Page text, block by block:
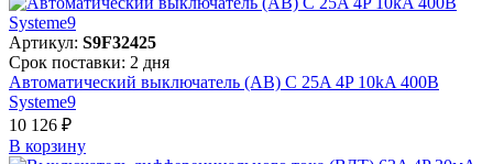
Артикул: S9F32425
Срок поставки: 2 дня
Автоматический выключатель (АВ) C 25A 4P 10kA 400В
Systeme9
10 126 ₽
В корзинy